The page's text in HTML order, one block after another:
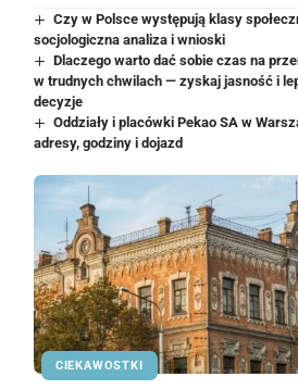
Czy w Polsce występują klasy
socjologiczna analiza i wnioski
Dlaczego warto dać sobie czas na
w trudnych chwilach — zyskaj jasność i
decyzje
Oddziały i placówki Pekao SA w
adresy, godziny i dojazd
CIEKAWOSTKI